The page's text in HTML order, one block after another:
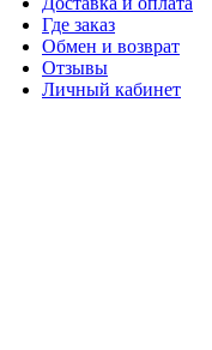
Где заказ
Обмен и возврат
Отзывы
Личный кабинет